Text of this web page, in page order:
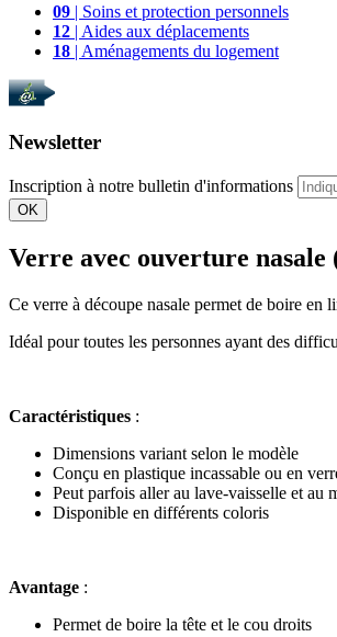
09 | Soins et protection personnels
12 | Aides aux déplacements
18 | Aménagements du logement
Newsletter
Inscription à notre bulletin d'informations
OK
Verre avec ouverture nasale
Ce verre à découpe nasale permet de boire en
Idéal pour toutes les personnes ayant des
Caractéristiques :
Dimensions variant selon le modèle
Conçu en plastique incassable ou en
Peut parfois aller au lave-vaisselle et au
Disponible en différents coloris
Avantage :
Permet de boire la tête et le cou droits